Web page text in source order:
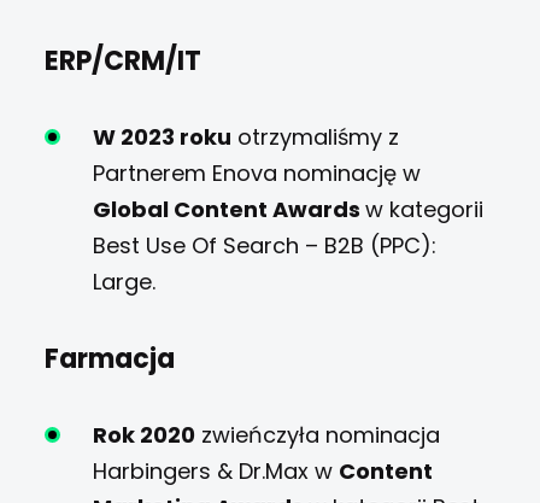
ERP/CRM/IT
W 2023 roku otrzymaliśmy z
Partnerem Enova nominację w
Global Content Awardsw kategorii
Best Use Of Search – B2B (PPC):
Large.
Farmacja
Rok 2020 zwieńczyła nominacja
Harbingers & Dr.Max w Content